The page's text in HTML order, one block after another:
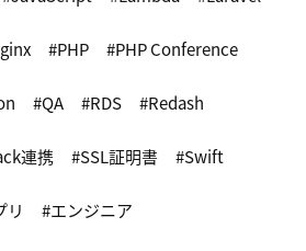
PHP PHP Conference
QA RDS Redash
連携 SSL証明書 Swift
リ エンジニア